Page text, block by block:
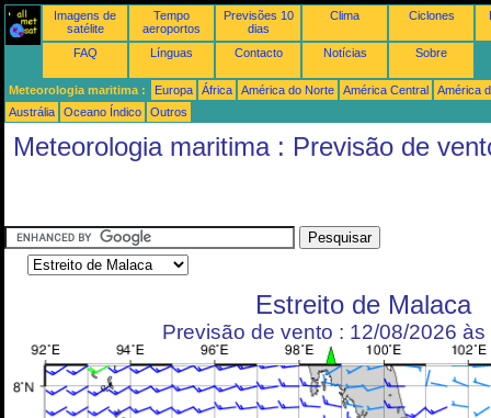
Imagens de
satélite
Tempo
aeroportos
Previsões 10
dias
Clima Ciclones
FAQ Línguas Contacto Notícias Sobre
Meteorologia maritima : Europa África América do Norte América Central
América
Austrália
Oceano Índico Outros
Meteorologia maritima : Previsão de
Estreito de Malaca
Previsão de vento : 12/08/2026 às